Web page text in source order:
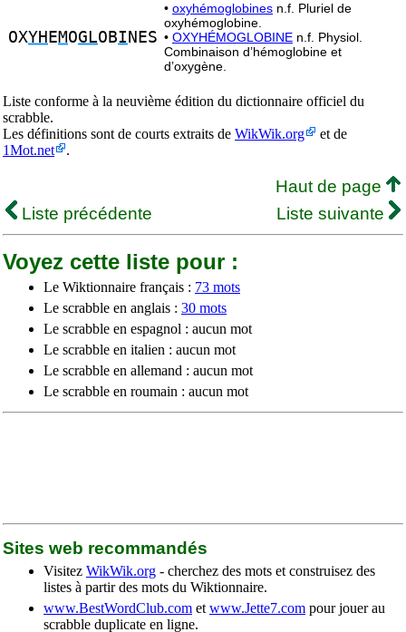
OXYH EMOGLOBI NES
• oxyhémoglobines n.f. Pluriel de
oxyhémoglobine.
• OXYHÉMOGLOBINE n.f. Physiol.
Combinaison d’hémoglobine et
d’oxygène.
Liste conforme à la neuvième édition du dictionnaire officiel du
scrabble.
Les définitions sont de courts extraits de WikWik.org
et de
1Mot.net
.
Haut de page
Liste précédente
Liste suivante
Voyez cette liste pour :
Le Wiktionnaire français : 73 mots
Le scrabble en anglais : 30 mots
Le scrabble en espagnol : aucun mot
Le scrabble en italien : aucun mot
Le scrabble en allemand : aucun mot
Le scrabble en roumain : aucun mot
Sites web recommandés
Visitez WikWik.org - cherchez des mots et construisez des
listes à partir des mots du Wiktionnaire.
www.BestWordClub.com et www.Jette7.com pour jouer au
scrabble duplicate en ligne.